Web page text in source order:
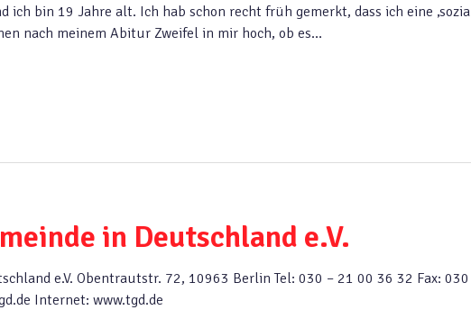
ich bin 19 Jahre alt. Ich hab schon recht früh gemerkt, dass ich eine
nach meinem Abitur Zweifel in mir hoch, ob es…
in Deutschland e.V.
e.V. Obentrautstr. 72, 10963 Berlin Tel: 030 – 21 00 36 32 Fax:
Internet: www.tgd.de